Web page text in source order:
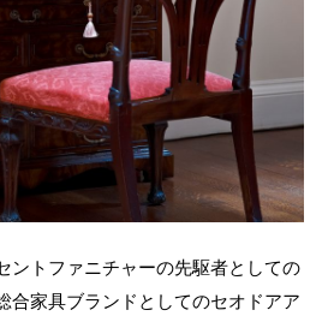
ントファニチャーの先駆者としての
合家具ブランドとしてのセオドアア